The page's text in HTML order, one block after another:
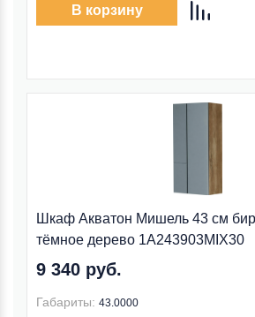
В корзину
Шкаф Акватон Мишель 43 см
тёмное дерево 1A243903MIX30
9 340 руб.
Габариты: 43.0000